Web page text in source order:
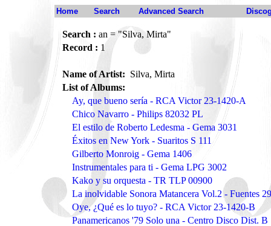
Home Search Advanced Search
Search : an = "Silva, Mirta"
Record : 1
Name of Artist: Silva, Mirta
List of Albums:
Ay, que bueno sería - RCA Victor 23-1420-A
Chico Navarro - Philips 82032 PL
El estilo de Roberto Ledesma - Gema 3031
Éxitos en New York - Suaritos S 111
Gilberto Monroig - Gema 1406
Instrumentales para ti - Gema LPG 3002
Kako y su orquesta - TR TLP 00900
La inolvidable Sonora Matancera Vol.2 - Fuentes
Oye, ¿Qué es lo tuyo? - RCA Victor 23-1420-B
Panamericanos '79 Solo una - Centro Disco Dist. B